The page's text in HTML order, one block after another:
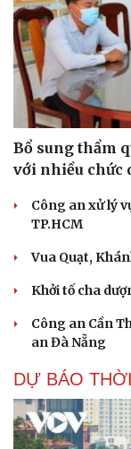
Bổ sung thẩm
với nhiều chức
Công an xử lý
TP.HCM
Vua Quạt,
Khởi tố cha
Công an Cần
an Đà Nẵng
DỰ BÁO